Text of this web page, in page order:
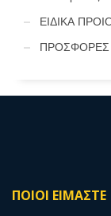
ΕΙΔΙΚΑ
ΠΡΟΣΦΟΡΕΣ
ΠΟΙΟΙ ΕΙΜΑΣΤΕ